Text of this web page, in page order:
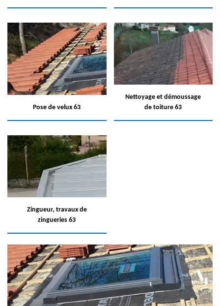
Pose de velux 63
Nettoyage et démoussage
de toiture 63
Zingueur, travaux de
zingueries 63